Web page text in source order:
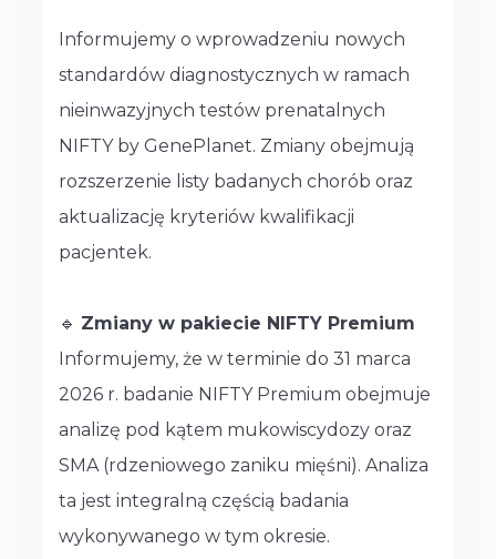
Informujemy o wprowadzeniu nowych
standardów diagnostycznych w ramach
nieinwazyjnych testów prenatalnych
NIFTY by GenePlanet. Zmiany obejmują
rozszerzenie listy badanych chorób oraz
aktualizację kryteriów kwalifikacji
pacjentek.
🔹 Zmiany w pakiecie NIFTY Premium
Informujemy, że w terminie do 31 marca
2026 r. badanie NIFTY Premium obejmuje
analizę pod kątem mukowiscydozy oraz
SMA (rdzeniowego zaniku mięśni). Analiza
ta jest integralną częścią badania
wykonywanego w tym okresie.